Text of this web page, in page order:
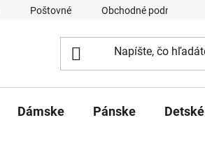
Poštovné Obchodné podmienky
Dámske Pánske Detské